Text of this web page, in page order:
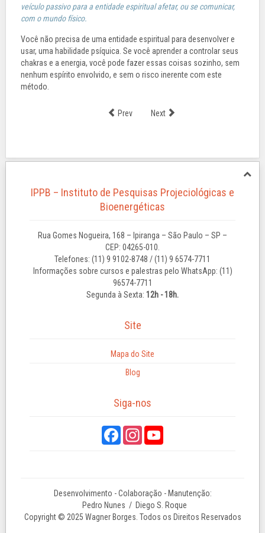
veículo passivo para a entidade espiritual afetar, ou se comunicar,
com o mundo físico.
Você não precisa de uma entidade espiritual para desenvolver e
usar, uma habilidade psíquica. Se você aprender a controlar seus
chakras e a energia, você pode fazer essas coisas sozinho, sem
nenhum espírito envolvido, e sem o risco inerente com este
método.
Prev Next
IPPB – Instituto de Pesquisas Projeciológicas e
Bioenergéticas
Rua Gomes Nogueira, 168 – Ipiranga – São Paulo – SP –
CEP: 04265-010.
Telefones: (11) 9 9102-8748 / (11) 9 6574-7711
Informações sobre cursos e palestras pelo WhatsApp: (11)
96574-7711
Segunda à Sexta: 12h - 18h.
Site
Mapa do Site
Blog
Siga-nos
Desenvolvimento - Colaboração - Manutenção:
Pedro Nunes / Diego S. Roque
Copyright © 2025 Wagner Borges. Todos os Direitos Reservados